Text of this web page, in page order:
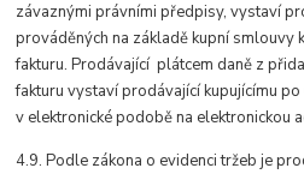
závaznými právními předpisy, vystaví
prováděných na základě kupní smlouvy
fakturu. Prodávající plátcem daně z
fakturu vystaví prodávající kupujícímu
v elektronické podobě na elektronickou
4.9. Podle zákona o evidenci tržeb je